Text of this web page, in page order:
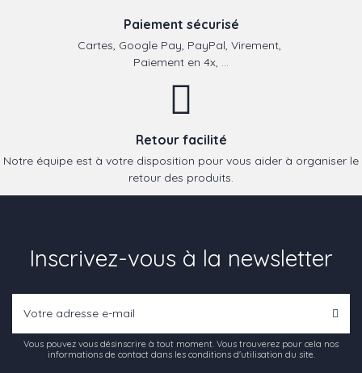
Paiement sécurisé
Cartes, Google Pay, PayPal, Virement,
Paiement en 4x, ...
Retour facilité
Notre équipe est à votre disposition pour vous aider à organiser le
retour des produits.
Inscrivez-vous à la newsletter
Vous pouvez vous désinscrire à tout moment. Vous trouverez pour cela nos
informations de contact dans les conditions d'utilisation du site.